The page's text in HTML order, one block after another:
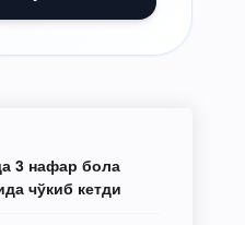
3 нафар бола
чўкиб кетди